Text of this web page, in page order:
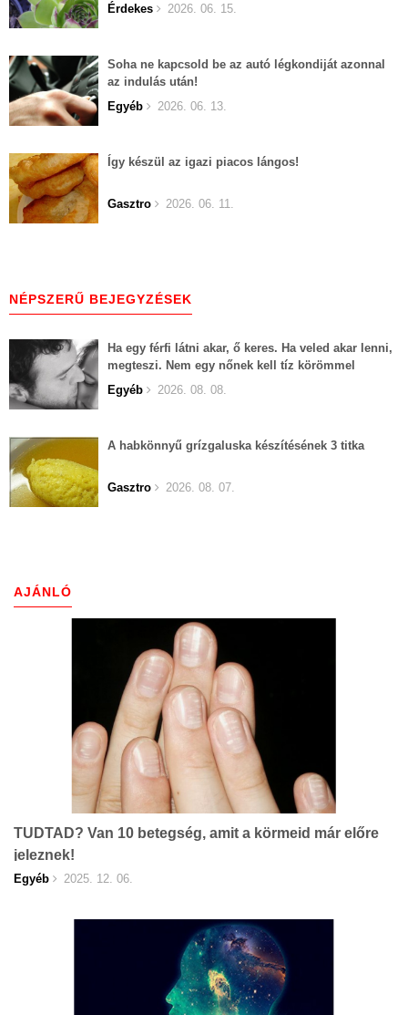
Érdekes 2026. 06. 15.
Soha ne kapcsold be az autó légkondiját azonnal
az indulás után!
Egyéb
2026. 06. 13.
Így készül az igazi piacos lángos!
Gasztro 2026. 06. 11.
NÉPSZERŰ BEJEGYZÉSEK
Ha egy férfi látni akar, ő keres. Ha veled akar lenni,
megteszi. Nem egy nőnek kell tíz körömmel
belekapaszkodva mindent feláldozni.
Egyéb 2026. 08. 08.
A habkönnyű grízgaluska készítésének 3 titka
Gasztro 2026. 08. 07.
AJÁNLÓ
TUDTAD? Van 10 betegség, amit a körmeid már előre
jeleznek!
Egyéb 2025. 12. 06.